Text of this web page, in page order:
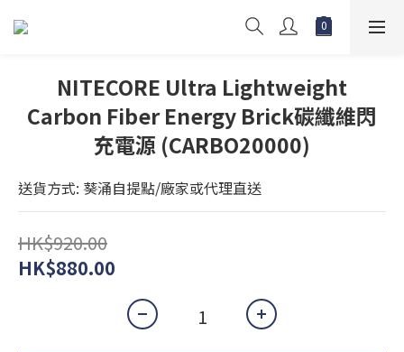
NITECORE Ultra Lightweight
Carbon Fiber Energy Brick碳纖維閃
充電源 (CARBO20000)
送貨方式: 葵涌自提點/廠家或代理直送
HK$920.00
HK$880.00